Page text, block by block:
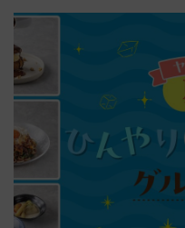
せば空きが見つかることも 混
雑避ける「空席」探しのコツ